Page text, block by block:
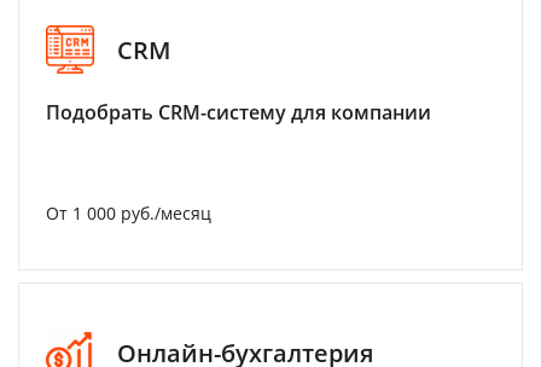
CRM
Подобрать CRM-систему для компании
От 1 000 руб./месяц
Онлайн-бухгалтерия